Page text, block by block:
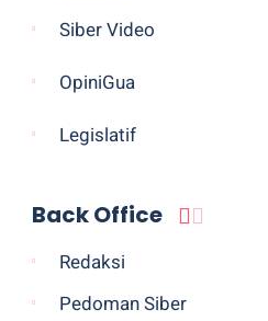
Siber Video
OpiniGua
Legislatif
Back Office
Redaksi
Pedoman Siber